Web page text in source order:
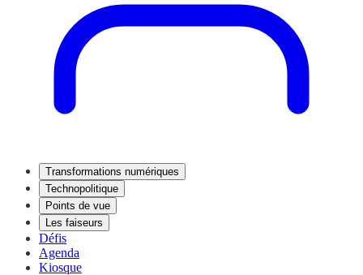
Transformations numériques
Technopolitique
Points de vue
Les faiseurs
Défis
Agenda
Kiosque